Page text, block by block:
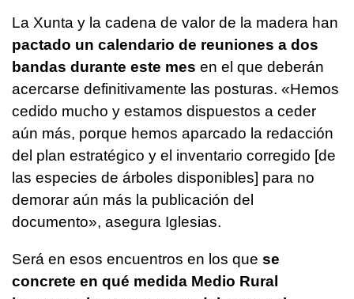
La Xunta y la cadena de valor de la madera han
pactado un calendario de reuniones a dos
bandas durante este mes en el que deberán
acercarse definitivamente las posturas. «Hemos
cedido mucho y estamos dispuestos a ceder
aún más, porque hemos aparcado la redacción
del plan estratégico y el inventario corregido [de
las especies de árboles disponibles] para no
demorar aún más la publicación del
documento», asegura Iglesias.
Será en esos encuentros en los que se
concrete en qué medida Medio Rural